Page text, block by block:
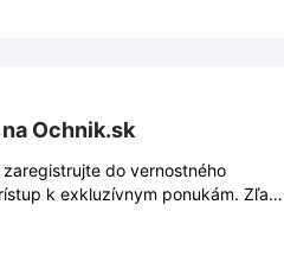
Ochnik.sk
do vernostného
k exkluzívnym ponukám. Zľava
Ušetrite tak peniaze pri každom